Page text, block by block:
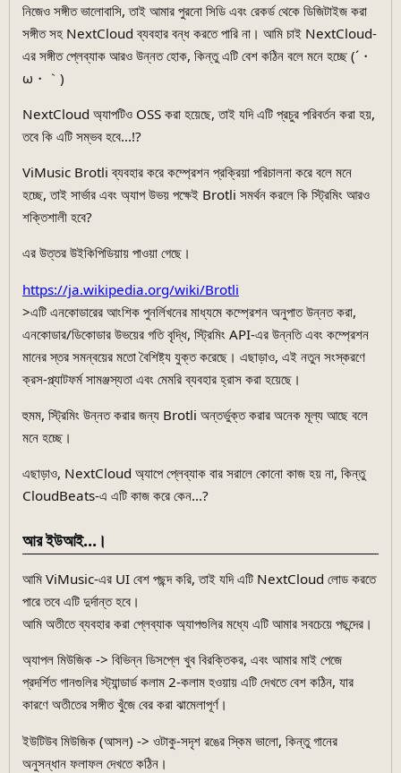
নিজেও সঙ্গীত ভালোবাসি, তাই আমার পুরনো সিডি এবং রেকর্ড থেকে ডিজিটাইজ করা
সঙ্গীত সহ NextCloud ব্যবহার বন্ধ করতে পারি না। আমি চাই NextCloud-
এর সঙ্গীত প্লেব্যাক আরও উন্নত হোক, কিন্তু এটি বেশ কঠিন বলে মনে হচ্ছে (´・
ω・｀)
NextCloud অ্যাপটিও OSS করা হয়েছে, তাই যদি এটি প্রচুর পরিবর্তন করা হয়,
তবে কি এটি সম্ভব হবে...!?
ViMusic Brotli ব্যবহার করে কম্প্রেশন প্রক্রিয়া পরিচালনা করে বলে মনে
হচ্ছে, তাই সার্ভার এবং অ্যাপ উভয় পক্ষেই Brotli সমর্থন করলে কি স্ট্রিমিং আরও
শক্তিশালী হবে?
এর উত্তর উইকিপিডিয়ায় পাওয়া গেছে।
https://ja.wikipedia.org/wiki/Brotli
>এটি এনকোডারের আংশিক পুনর্লিখনের মাধ্যমে কম্প্রেশন অনুপাত উন্নত করা,
এনকোডার/ডিকোডার উভয়ের গতি বৃদ্ধি, স্ট্রিমিং API-এর উন্নতি এবং কম্প্রেশন
মানের স্তর সমন্বয়ের মতো বৈশিষ্ট্য যুক্ত করেছে। এছাড়াও, এই নতুন সংস্করণে
ক্রস-প্ল্যাটফর্ম সামঞ্জস্যতা এবং মেমরি ব্যবহার হ্রাস করা হয়েছে।
হুমম, স্ট্রিমিং উন্নত করার জন্য Brotli অন্তর্ভুক্ত করার অনেক মূল্য আছে বলে
মনে হচ্ছে।
এছাড়াও, NextCloud অ্যাপে প্লেব্যাক বার সরালে কোনো কাজ হয় না, কিন্তু
CloudBeats-এ এটি কাজ করে কেন...?
আর ইউআই...।
আমি ViMusic-এর UI বেশ পছন্দ করি, তাই যদি এটি NextCloud লোড করতে
পারে তবে এটি দুর্দান্ত হবে।
আমি অতীতে ব্যবহার করা প্লেব্যাক অ্যাপগুলির মধ্যে এটি আমার সবচেয়ে পছন্দের।
অ্যাপল মিউজিক -> বিভিন্ন ডিসপ্লে খুব বিরক্তিকর, এবং আমার মাই পেজে
প্রদর্শিত গানগুলির স্ট্যান্ডার্ড কলাম 2-কলাম হওয়ায় এটি দেখতে বেশ কঠিন, যার
কারণে অতীতের সঙ্গীত খুঁজে বের করা ঝামেলাপূর্ণ।
ইউটিউব মিউজিক (আসল) -> ওটাকু-সদৃশ রঙের স্কিম ভালো, কিন্তু গানের
অনুসন্ধান ফলাফল দেখতে কঠিন।